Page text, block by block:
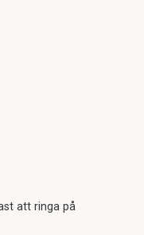
att ringa på